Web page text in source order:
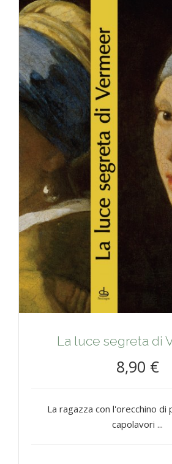
La luce segreta di
8,90 €
La ragazza con l'orecchino di
capolavori ...